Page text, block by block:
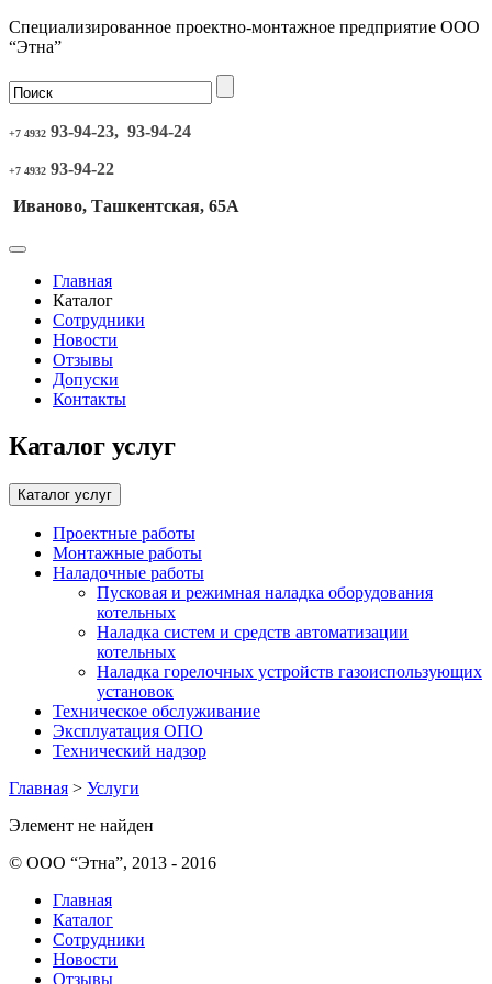
Специализированное проектно-монтажное предприятие ООО
“Этна”
+7 4932 93-94-23, 93-94-24
+7 4932 93-94-22
Иваново, Ташкентская, 65А
Главная
Каталог
Сотрудники
Новости
Отзывы
Допуски
Контакты
Каталог услуг
Каталог услуг
Проектные работы
Монтажные работы
Наладочные работы
Пусковая и режимная наладка оборудования
котельных
Наладка систем и средств автоматизации
котельных
Наладка горелочных устройств газоиспользующих
установок
Техническое обслуживание
Эксплуатация ОПО
Технический надзор
Главная > Услуги
Элемент не найден
© ООО “Этна”, 2013 - 2016
Главная
Каталог
Сотрудники
Новости
Отзывы